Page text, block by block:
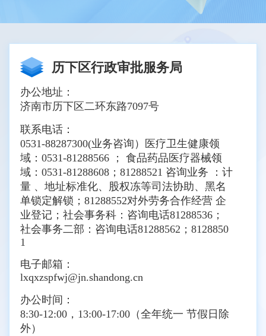
历下区行政审批服务局
办公地址：
济南市历下区二环东路7097号
联系电话：
0531-88287300(业务咨询）医疗卫生健康领
域：0531-81288566 ； 食品药品医疗器械领
域：0531-81288608；81288521 咨询业务 ：计
量 、地址标准化、股权冻等司法协助、黑名
单锁定解锁；81288552对外劳务合作经营 企
业登记；社会事务科：咨询电话81288536；
社会事务二部：咨询电话81288562；8128850
1
电子邮箱：
lxqxzspfwj@jn.shandong.cn
办公时间：
8:30-12:00，13:00-17:00（全年统一 节假日除
外）